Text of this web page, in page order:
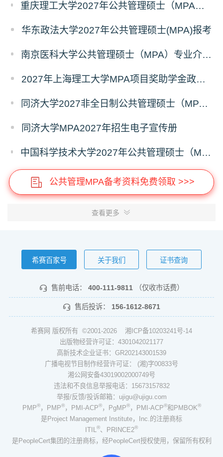
重庆理工大学2027年公共管理硕士（MPA）专业学位研究生（双证）报考
华东政法大学2027年公共管理硕士(MPA)报考
南京医科大学公共管理硕士（MPA）专业介绍（2027年）
2027年上海理工大学MPA项目奖助学金政策发布
同济大学2027非全日制公共管理硕士（MPA）奖学金方案
同济大学MPA2027年招生电子宣传册
中国科学技术大学2027年公共管理硕士（MPA）专业学位研究生招生通知
公共管理MPA备考资料免费领取 >>>
查看更多
希赛百家号 关于我们 证书查询
售前电话： 400-111-9811 （仅收市话费）
售后投诉： 156-1612-8671
希赛网 版权所有 ©2001-2026 湘ICP备10203241号-14
出版物经营许可证：4301042021177
高新技术企业证书：GR202143001539
广播电视节目制作经营许可证： (湘)字00833号
湘公网安备43019002000749号
违法和不良信息举报电话：15673157832
举报/反馈/投诉邮箱：ujigu@ujigu.com
PMP®，PMP®，PMI-ACP®，PgMP®，PMI-ACP®和PMBOK®
是Project Management Institute，Inc.的注册商标
ITIL
®、PRINCE2®
是PeopleCert集团的注册商标，经PeopleCert授权使用，保留所有权利